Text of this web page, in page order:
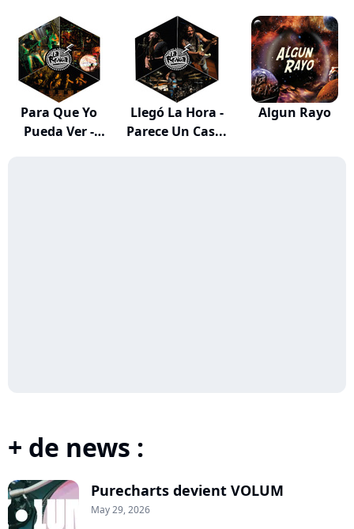
Para Que Yo
Pueda Ver -
Llegó La Hora -
Parece Un Cas...
Algun Rayo
+ de news :
Purecharts devient VOLUM
May 29, 2026